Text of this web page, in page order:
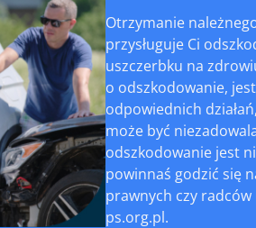
Otrzymanie
przysługuje Ci
uszczerbku na
o odszkodowanie,
odpowiednich
może być
odszkodowanie jest
powinnaś godzić się
prawnych czy
ps.org.pl.